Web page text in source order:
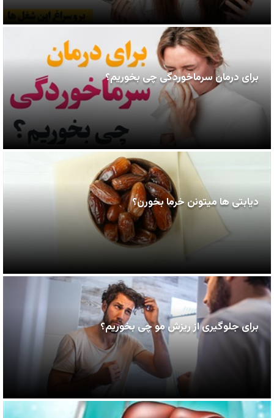
برای درمان سرماخوردگی چی بخوریم؟
دیابتی ها میتونن خرما بخورن؟
برای جلوگیری از ریزش مو چی بخوریم؟